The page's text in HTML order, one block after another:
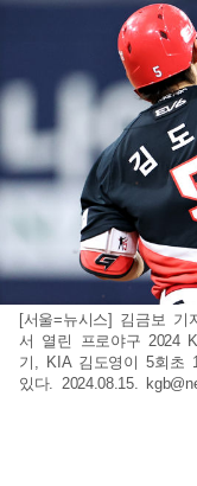
[서울=뉴시스] 김금보
서 열린 프로야구 2024
기, KIA 김도영이 5회초
있다. 2024.08.15.